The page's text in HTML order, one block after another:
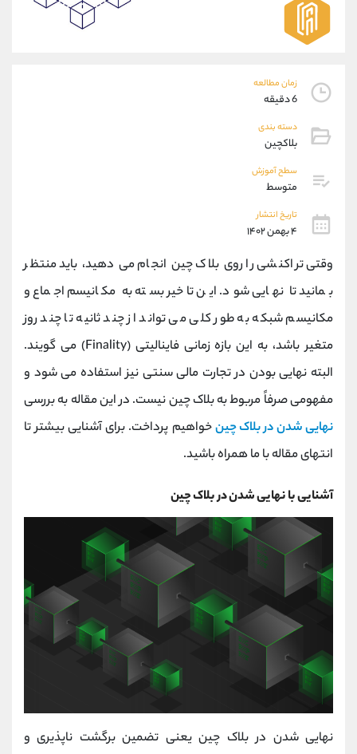
زمان مطالعه
6 دقیقه
دسته بندی
بلاکچین
سطح آموزش
متوسط
تاریخ انتشار
۴ بهمن ۱۴۰۲
وقتی تراکنشی را روی بلاک چین انجام می دهید، باید منتظر
بمانید تا نهایی شود. این تاخیر بسته به مکانیسم اجماع و
مکانیسم شبکه به طور کلی می تواند از چند ثانیه تا چند روز
متغیر باشد، به این بازه زمانی فاینالیتی (Finality) می گویند.
البته نهایی بودن در تجارت مالی سنتی نیز استفاده می شود و
مفهومی صرفاً مربوط به بلاک چین نیست. در این مقاله به بررسی
نهایی شدن در بلاک چینخواهیم پرداخت. برای آشنایی بیشتر تا
انتهای مقاله با ما همراه باشید.
آشنایی با نهایی شدن در بلاک چین
نهایی شدن در بلاک چین یعنی تضمین برگشت ناپذیری و
09927779040
واتساپ شروع گفتگو
تلگرام
پشتیبان فروش
موبایل
اطلاعات تماس
تلفن 021-22021030
021-22021040
اینستاگرام @alireza.mehrabii
کانال تلگرام @alirezamehrabi_com
@alirezamehrabi_official